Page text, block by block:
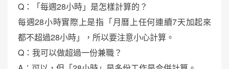
Q：「每週28小時」是怎樣計算的？
每週28小時實際上是指「月曆上任何連續7天加起來
都不超過28小時」，所以要注意小心計算。
Q：我可以做超過一份兼職？